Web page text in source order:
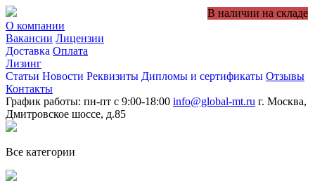
О компании
Вакансии Лицензии
Доставка Оплата
Лизинг
Статьи Новости Реквизиты Дипломы и сертификаты Отзывы
Контакты
График работы: пн-пт с 9:00-18:00 info@global-mt.ru г. Москва,
Дмитровское шоссе, д.85
Все категории
В наличии на складе